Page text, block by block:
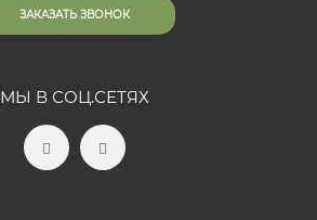
ЗАКАЗАТЬ ЗВОНОК
МЫ В СОЦ.СЕТЯХ